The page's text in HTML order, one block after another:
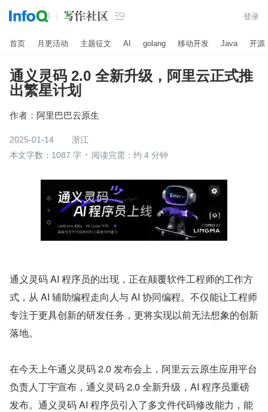
 登录
首页 月更活动 主题征文 AI golang 移动开发 Java 开源
通义灵码 2.0 全新升级，阿里云正式推
出繁星计划
作者： 阿里巴巴云原生
2025-01-14
浙江
本文字数：1087 字
阅读完需：约 4 分钟
通义灵码 AI 程序员的出现，正在颠覆软件工程师的工作方
式，从 AI 辅助编程走向人与 AI 协同编程。不仅能让工程师
专注于更具创新的研发任务，更将实现以前无法想象的创新
落地。
在今天上午通义灵码 2.0 发布会上，阿里云云原生应用平台
负责人丁宇宣布，通义灵码 2.0 全新升级，AI 程序员重磅
发布。通义灵码 AI 程序员引入了多文件代码修改能力，能